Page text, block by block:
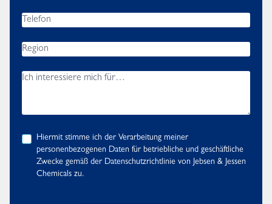
Hiermit stimme ich der Verarbeitung meiner
personenbezogenen Daten für betriebliche und geschäftliche
Zwecke gemäß der Datenschutzrichtlinie von Jebsen & Jessen
Chemicals zu.